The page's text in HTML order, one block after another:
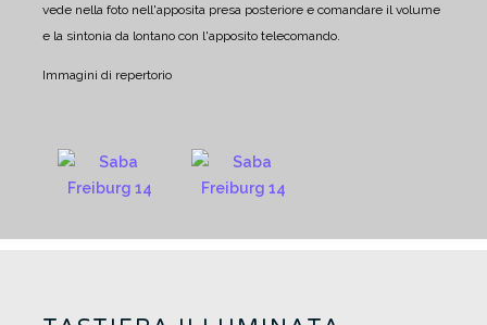
vede nella foto nell'apposita presa posteriore e comandare il volume
e la sintonia da lontano con l'apposito telecomando.
Immagini di repertorio